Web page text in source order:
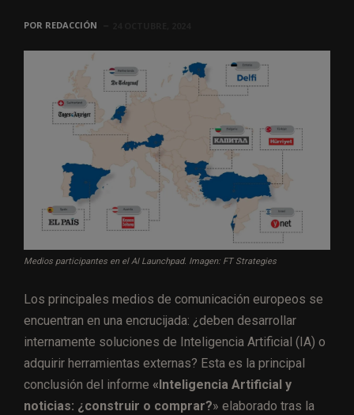
POR REDACCIÓN
Medios participantes en el AI Launchpad. Imagen: FT Strategies
Los principales medios de comunicación europeos se
encuentran en una encrucijada: ¿deben desarrollar
internamente soluciones de Inteligencia Artificial (IA) o
adquirir herramientas externas? Esta es la principal
conclusión del informe «Inteligencia Artificial y
noticias: ¿construir o comprar?» elaborado tras la